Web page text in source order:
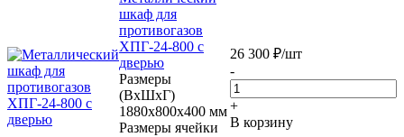
шкаф для
противогазов
ХПГ-24-800 с
дверью
Размеры
(ВхШхГ)
1880x800x400 мм
Размеры ячейки
26 300 ₽/шт
-
+
В корзину